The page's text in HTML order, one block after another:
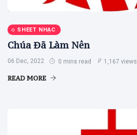
SHEET NHẠC
Chúa Đã Làm Nên
06 Dec, 2022 0 mins read 1,167 views
READ MORE